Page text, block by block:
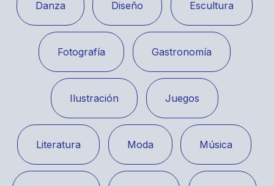
Danza Diseño Escultura
Fotografía Gastronomía
Ilustración Juegos
Literatura Moda Música